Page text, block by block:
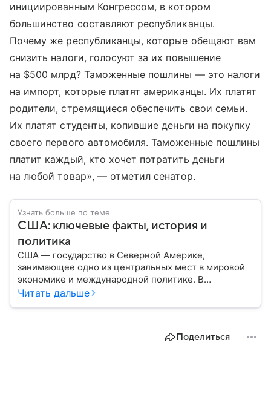
инициированным Конгрессом, в котором
большинство составляют республиканцы.
Почему же республиканцы, которые обещают вам
снизить налоги, голосуют за их повышение
на $500 млрд? Таможенные пошлины — это налоги
на импорт, которые платят американцы. Их платят
родители, стремящиеся обеспечить свои семьи.
Их платят студенты, копившие деньги на покупку
своего первого автомобиля. Таможенные пошлины
платит каждый, кто хочет потратить деньги
на любой товар», — отметил сенатор.
Узнать больше по теме
США: ключевые факты, история и
политика
США — государство в Северной Америке,
занимающее одно из центральных мест в мировой
экономике и международной политике. В
материале — основные сведения об этой стране.
Читать дальше
Поделиться